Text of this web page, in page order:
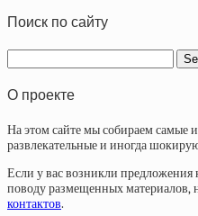
Поиск по сайту
О проекте
На этом сайте мы собираем самые
развлекательные и иногда
Если у вас возникли предложения
поводу размещенных материалов,
контактов.